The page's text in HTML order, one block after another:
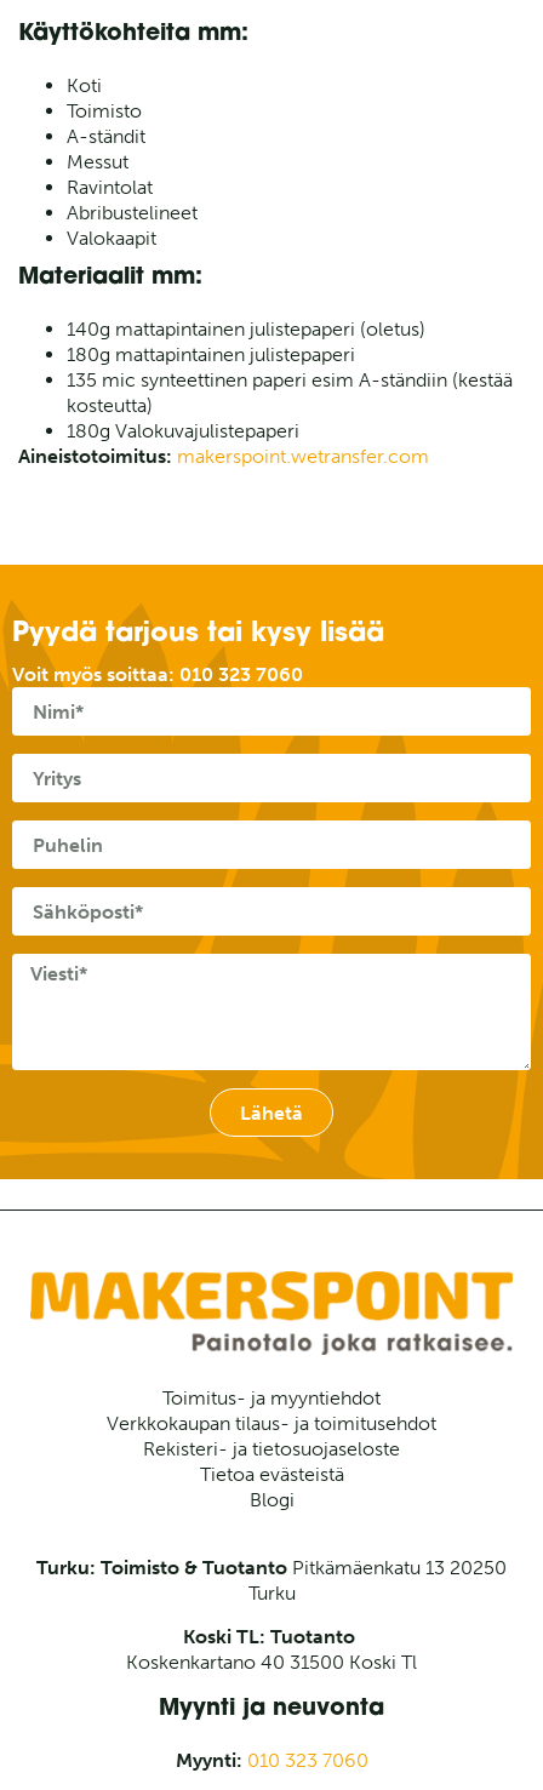
Käyttökohteita mm:
Koti
Toimisto
A-ständit
Messut
Ravintolat
Abribustelineet
Valokaapit
Materiaalit mm:
140g mattapintainen julistepaperi (oletus)
180g mattapintainen julistepaperi
135 mic synteettinen paperi esim A-ständiin (kestää
kosteutta)
180g Valokuvajulistepaperi
Aineistotoimitus: makerspoint.wetransfer.com
Pyydä tarjous tai kysy lisää
Voit myös soittaa: 010 323 7060
Lähetä
Toimitus- ja myyntiehdot
Verkkokaupan tilaus- ja toimitusehdot
Rekisteri- ja tietosuojaseloste
Tietoa evästeistä
Blogi
Turku: Toimisto & Tuotanto Pitkämäenkatu 13 20250
Turku
Koski TL: Tuotanto
Koskenkartano 40 31500 Koski Tl
Myynti ja neuvonta
Myynti: 010 323 7060